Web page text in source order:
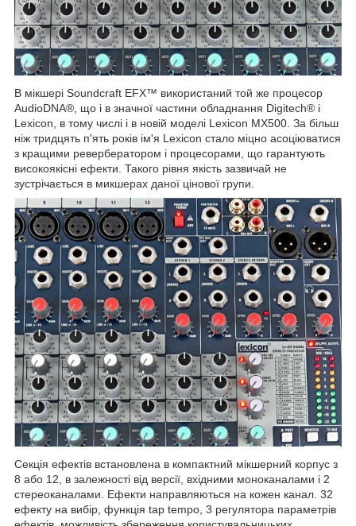
В мікшері Soundcraft EFX™ використаний той же процесор
AudioDNA®, що і в значної частини обладнання Digitech® і
Lexicon, в тому числі і в новій моделі Lexicon MX500. За більш
ніж тридцять п'ять років ім'я Lexicon стало міцно асоціюватися
з кращими ревербератором і процесорами, що гарантують
високоякісні ефекти. Такого рівня якість зазвичай не
зустрічається в микшерах даної цінової групи.
Секція ефектів встановлена в компактний мікшерний корпус з
8 або 12, в залежності від версії, вхідними моноканалами і 2
стереоканалами. Ефекти направляються на кожен канал. 32
ефекту на вибір, функція tap tempo, 3 регулятора параметрів